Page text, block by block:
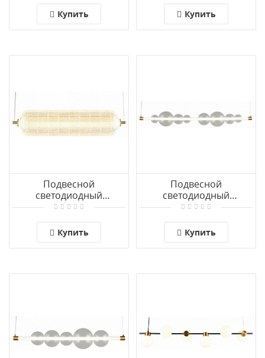
Купить Купить
Подвесной
светодиодный
светильник Omnilux
Купить
Подвесной
светодиодный
светильник Omnilux
Купить